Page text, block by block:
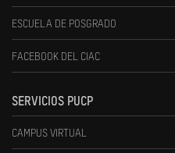
ESCUELA DE POSGRADO
FACEBOOK DEL CIAC
SERVICIOS PUCP
CAMPUS VIRTUAL